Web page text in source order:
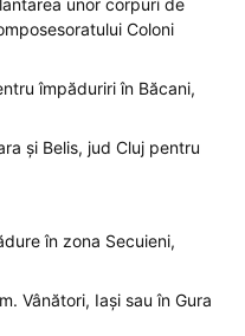
Coloni
împăduriri în Băcani,
și Belis, jud Cluj pentru
în zona Secuieni,
Vânători, Iași sau în Gura